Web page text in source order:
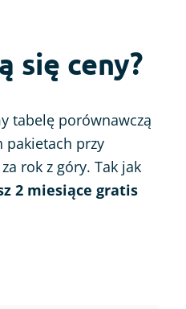
się ceny?
tabelę porównawczą
pakietach przy
rok z góry. Tak jak
2 miesiące gratis